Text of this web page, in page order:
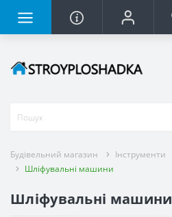
Будівельний магазин Інструменти
Шліфувальні машини
Шліфувальні машини